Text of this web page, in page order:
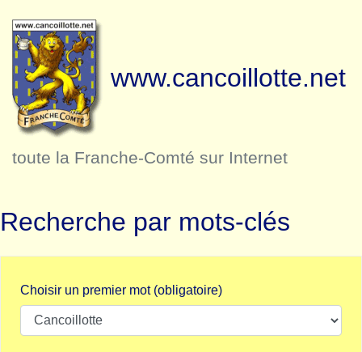
www.cancoillotte.net
toute la Franche-Comté sur Internet
Recherche par mots-clés
Choisir un premier mot (obligatoire)